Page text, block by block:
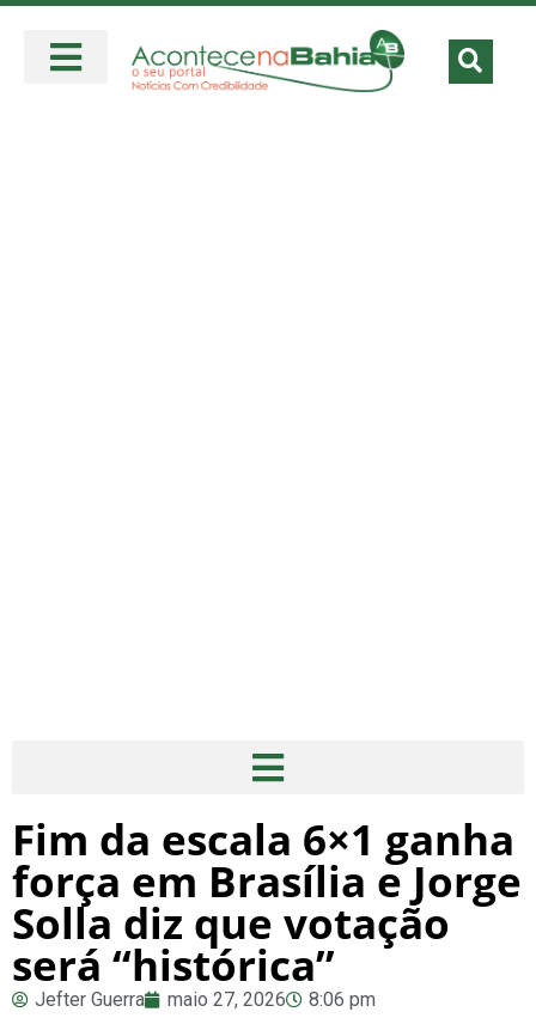
Fim da escala 6×1 ganha
força em Brasília e Jorge
Solla diz que votação
será “histórica”
Jefter Guerra maio 27, 2026 8:06 pm